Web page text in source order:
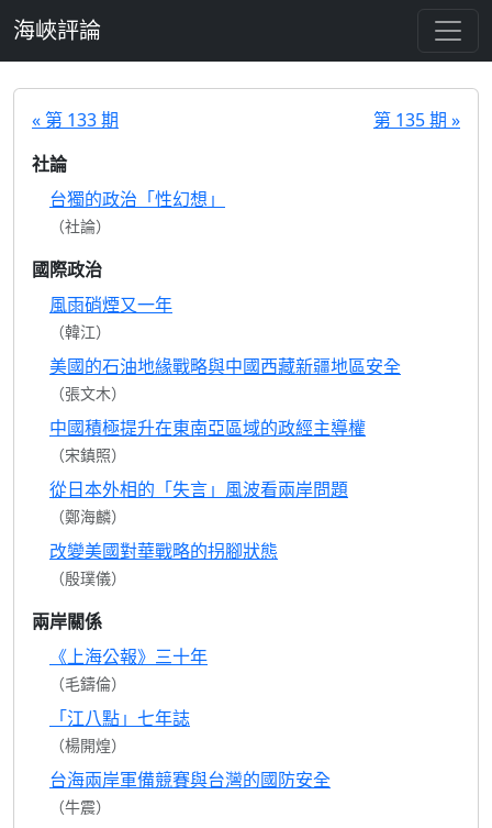
海峽評論
« 第 133 期
第 135 期 »
社論
台獨的政治「性幻想」
（社論）
國際政治
風雨硝煙又一年
（韓江）
美國的石油地緣戰略與中國西藏新疆地區安全
（張文木）
中國積極提升在東南亞區域的政經主導權
（宋鎮照）
從日本外相的「失言」風波看兩岸問題
（鄭海麟）
改變美國對華戰略的拐腳狀態
（殷璞儀）
兩岸關係
《上海公報》三十年
（毛鑄倫）
「江八點」七年誌
（楊開煌）
台海兩岸軍備競賽與台灣的國防安全
（牛震）